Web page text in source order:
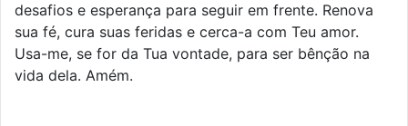
desafios e esperança para seguir em frente. Renova
sua fé, cura suas feridas e cerca-a com Teu amor.
Usa-me, se for da Tua vontade, para ser bênção na
vida dela. Amém.